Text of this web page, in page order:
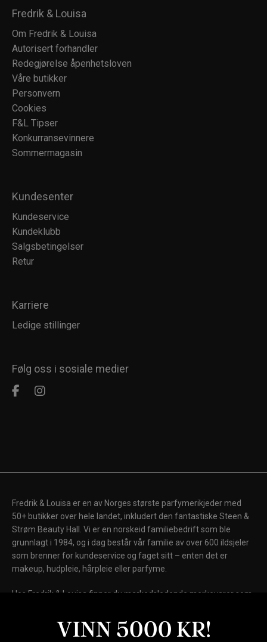
Fredrik & Louisa
Om Fredrik & Louisa
Autorisert forhandler
Redegjørelse åpenhetsloven
Våre butikker
Personvern
Cookies
F&L Tipser
Konkurransevinnere
Sommermagasin
Kundesenter
Kundeservice
Kundeklubb
Salgsbetingelser
Retur
Karriere
Ledige stillinger
Følg oss i sosiale medier
Fredrik & Louisa er en av Norges største parfymerikjeder med
50+ butikker over hele landet, inkludert den fantastiske Steen &
Strøm Beauty Hall. Vi er en norskeid familiebedrift som ble
grunnlagt i 1984, og i dag består vår familie av over 600 ildsjeler
som brenner for kundeservice og faget sitt – enten det er
makeup, hudpleie, hårpleie eller parfyme.
Hos Fredrik & Louisa finner du markedsledende merkevarer som
Lancôme og Elizabeth Arden, samt internasjonale kultmerker
som Fenty Beauty, MAC Cosmetics, Kiehl's, NARS, Drunk
VINN 5000 KR!